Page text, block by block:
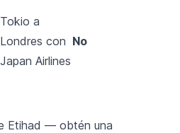
Tokio a
Londres con
Japan Airlines
No
Etihad — obtén una